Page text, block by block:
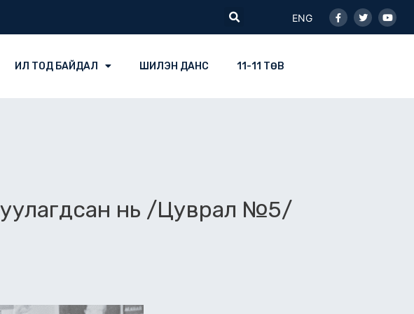
Search
ENG
f
ИЛ ТОД БАЙДАЛ ШИЛЭН ДАНС 11-11 ТӨВ
нь /Цуврал №5/